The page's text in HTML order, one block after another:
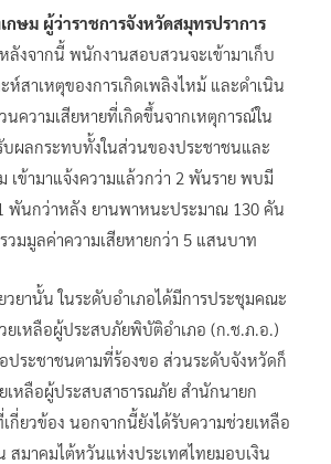
กษม ผู้ว่าราชการจังหวัดสมุทรปราการ
ลังจากนี้ พนักงานสอบสวนจะเข้ามาเก็บ
ห์สาเหตุของการเกิดเพลิงไหม้ และดำเนิน
นความเสียหายที่เกิดขึ้นจากเหตุการณ์ใน
ผลกระทบทั้งในส่วนของประชาชนและ
เข้ามาแจ้งความแล้วกว่า 2 พันราย พบมี
พันกว่าหลัง ยานพาหนะประมาณ 130 คัน
มมูลค่าความเสียหายกว่า 5 แสนบาท
วยานั้น ในระดับอำเภอได้มีการประชุมคณะ
ยเหลือผู้ประสบภัยพิบัติอำเภอ (ก.ช.ภ.อ.)
ประชาชนตามที่ร้องขอ ส่วนระดับจังหวัดก็
เหลือผู้ประสบสาธารณภัย สำนักนายก
กี่ยวข้อง นอกจากนี้ยังได้รับความช่วยเหลือ
สมาคมไต้หวันแห่งประเทศไทยมอบเงิน